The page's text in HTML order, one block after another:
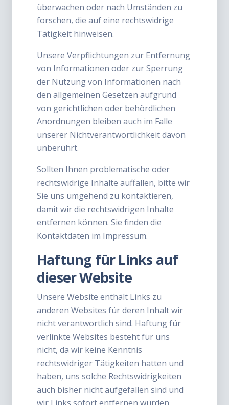
überwachen oder nach Umständen zu
forschen, die auf eine rechtswidrige
Tätigkeit hinweisen.
Unsere Verpflichtungen zur Entfernung
von Informationen oder zur Sperrung
der Nutzung von Informationen nach
den allgemeinen Gesetzen aufgrund
von gerichtlichen oder behördlichen
Anordnungen bleiben auch im Falle
unserer Nichtverantwortlichkeit davon
unberührt.
Sollten Ihnen problematische oder
rechtswidrige Inhalte auffallen, bitte wir
Sie uns umgehend zu kontaktieren,
damit wir die rechtswidrigen Inhalte
entfernen können. Sie finden die
Kontaktdaten im Impressum.
Haftung für Links auf
dieser Website
Unsere Website enthält Links zu
anderen Websites für deren Inhalt wir
nicht verantwortlich sind. Haftung für
verlinkte Websites besteht für uns
nicht, da wir keine Kenntnis
rechtswidriger Tätigkeiten hatten und
haben, uns solche Rechtswidrigkeiten
auch bisher nicht aufgefallen sind und